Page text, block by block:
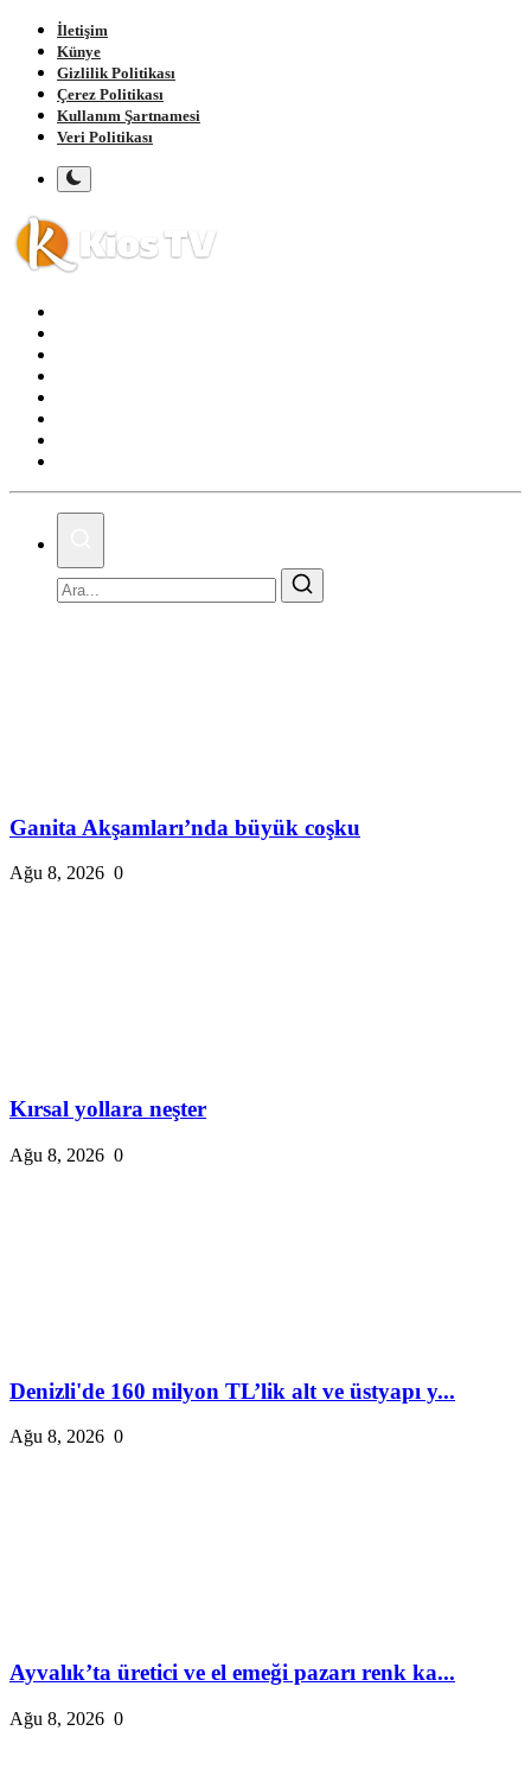
İletişim
Künye
Gizlilik Politikası
Çerez Politikası
Kullanım Şartnamesi
Veri Politikası
Ganita Akşamları’nda büyük coşku
Ağu 8, 2026 0
Kırsal yollara neşter
Ağu 8, 2026 0
Denizli'de 160 milyon TL’lik alt ve üstyapı y...
Ağu 8, 2026 0
Ayvalık’ta üretici ve el emeği pazarı renk ka...
Ağu 8, 2026 0